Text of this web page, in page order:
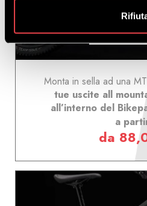
SCOPRI
Monta in sella ad una
tue uscite all
all’interno del
a
da